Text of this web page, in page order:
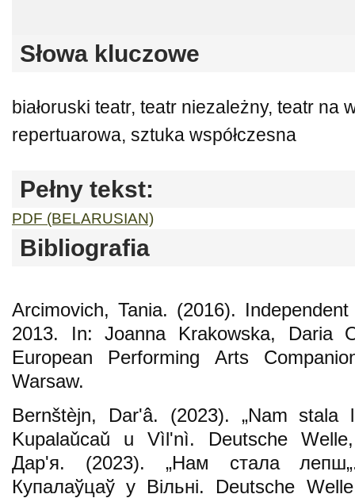
Słowa kluczowe
białoruski teatr, teatr niezależny, teatr na
repertuarowa, sztuka współczesna
Pełny tekst:
PDF (BELARUSIAN)
Bibliografia
Arcimovich, Tania. (2016).
2013. In: Joanna Krakowska, Daria
European Performing Arts
Warsaw.
Bernštèjn, Dar'â. (2023). „Nam stala
Kupalaǔcaǔ u Vìlʹnì. Deutsche
Дар'я. (2023). „Нам стала
Купалаўцаў у Вільні. Deutsche